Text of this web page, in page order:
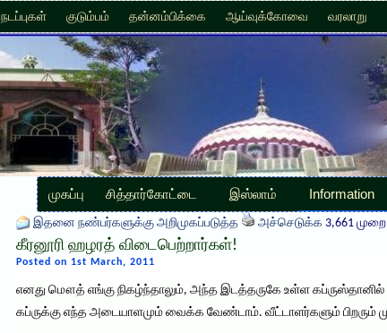
நடப்புகள் குடும்பம் தன்னம்பிக்கை ஆய்வுக்கோவை வரலாறு
முகப்பு சித்தார்கோட்டை இஸ்லாம் Information
இதனை நண்பர்களுக்கு அறிமுகப்படுத்த அச்செடுக்க 3,661
கீரனூரி ஹழரத் விடைபெற்றார்கள்!
Posted on 1st March, 2011
எனது மௌத் எங்கு நிகழ்ந்தாலும், அந்த இடத்தருகே உள்ள
கப்ருக்கு எந்த அடையாளமும் வைக்க வேண்டாம். வீட்டாளர்களும்